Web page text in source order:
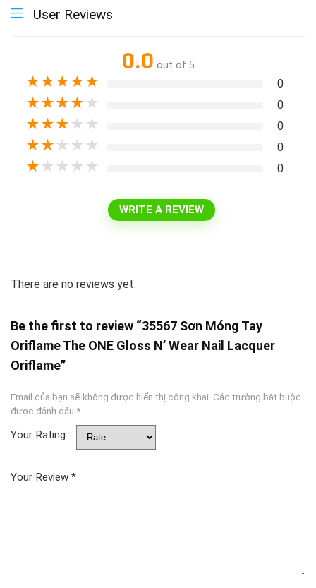
User Reviews
0.0 out of 5
★★★★★ 0
★★★★ ★ 0
★★★ ★ ★ 0
★★ ★ ★ ★ 0
★ ★ ★ ★ ★ 0
WRITE A REVIEW
There are no reviews yet.
Be the first to review “35567 Sơn Móng Tay
Oriflame The ONE Gloss N’ Wear Nail Lacquer
Oriflame”
Email của bạn sẽ không được hiển thị công khai. Các trường bắt buộc
được đánh dấu *
Your Rating
Your Review *